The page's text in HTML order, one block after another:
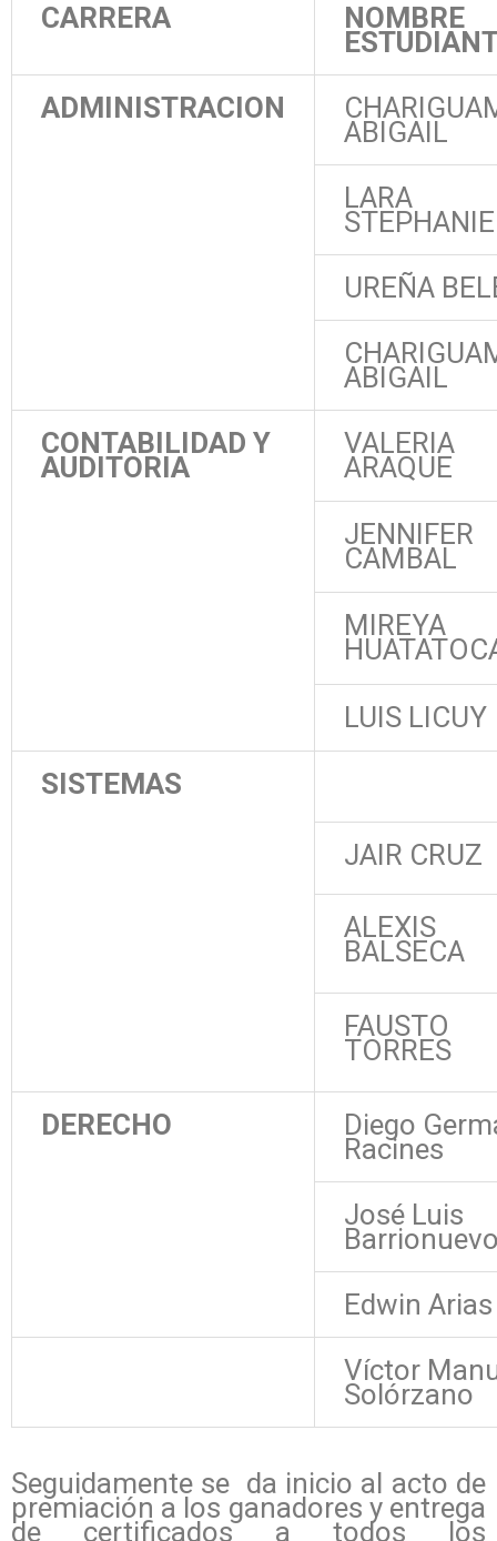
CARRERA NOMBRE
ADMINISTRACION
ABIGAIL
LARA
STEPHANIE
UREÑA
ABIGAIL
CONTABILIDAD Y
AUDITORIA
VALERIA
ARAQUE
JENNIFER
CAMBAL
MIREYA
LUIS LICUY
SISTEMAS
JAIR CRUZ
ALEXIS
BALSECA
FAUSTO
TORRES
DERECHO Diego
Racines
José Luis
Edwin Arias
Víctor
Solórzano
Seguidamente se da inicio al acto de
premiación a los ganadores y entrega
de certificados a todos los